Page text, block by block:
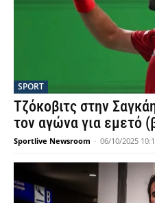
SPORT
Τζόκοβιτς στην
τον αγώνα για εμετό
Sportlive Newsroom - 06/10/2025